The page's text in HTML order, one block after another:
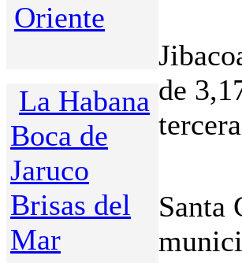
Oriente
La Habana
Boca de
Jaruco
Brisas del
Mar
de
Santa